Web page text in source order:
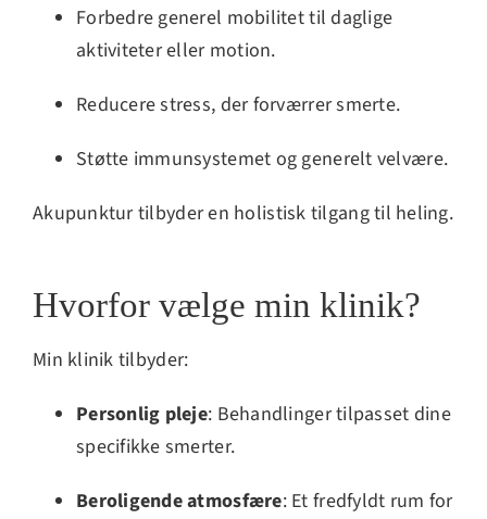
Forbedre generel mobilitet til daglige
aktiviteter eller motion.
Reducere stress, der forværrer smerte.
Støtte immunsystemet og generelt velvære.
Akupunktur tilbyder en holistisk tilgang til heling.
Hvorfor vælge min klinik?
Min klinik tilbyder:
Personlig pleje: Behandlinger tilpasset dine
specifikke smerter.
Beroligende atmosfære: Et fredfyldt rum for